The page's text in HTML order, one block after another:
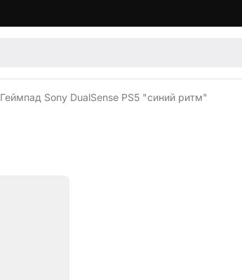
Геймпад Sony DualSense PS5 "синий ритм"